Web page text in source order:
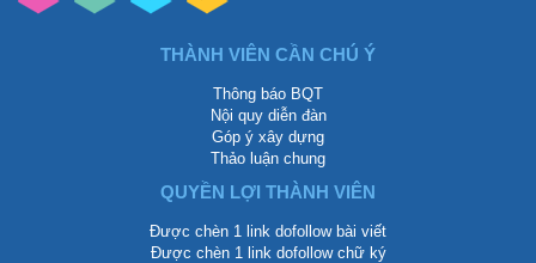
THÀNH VIÊN CẦN CHÚ Ý
Thông báo BQT
Nội quy diễn đàn
Góp ý xây dựng
Thảo luận chung
QUYỀN LỢI THÀNH VIÊN
Được chèn 1 link dofollow bài viết
Được chèn 1 link dofollow chữ ký